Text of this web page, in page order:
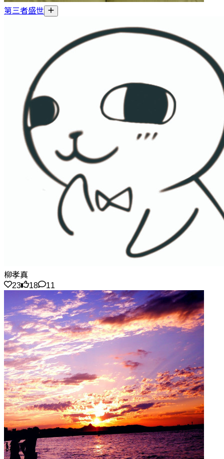
第三者盛世
柳孝真
23
18 11